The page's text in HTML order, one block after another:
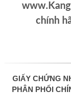
chính
GIẤY CHỨNG
PHÂN PHỐI